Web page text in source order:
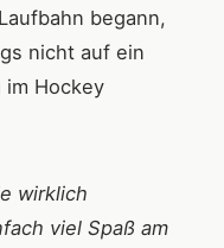
begann,
nicht auf ein
Hockey
wirklich
viel Spaß am